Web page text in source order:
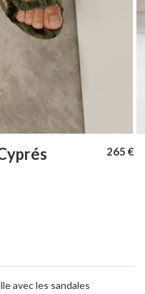
265 €
avec les sandales